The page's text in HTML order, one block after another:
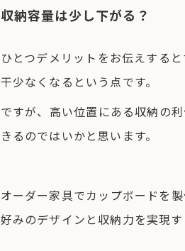
収納容量は少し下がる？
ひとつデメリットをお伝えする
干少なくなるという点です。
ですが、高い位置にある収納の
きるのではいかと思います。
オーダー家具でカップボードを
好みのデザインと収納力を実現